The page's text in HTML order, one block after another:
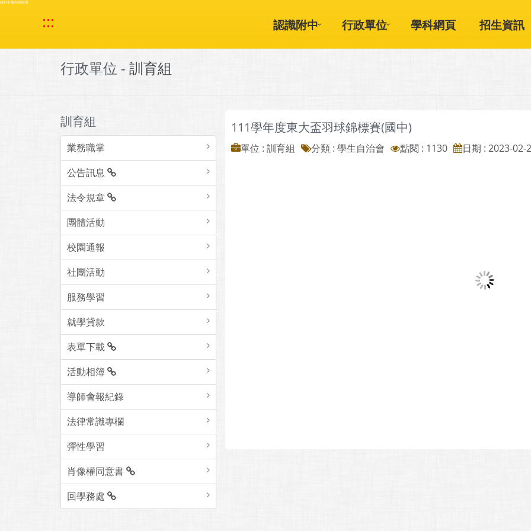
跳到主要內容區塊
::: 認識附中 行政單位 學科網頁 招生資訊
行政單位 - 訓育組
訓育組
業務職掌
公告訊息
法令規章
團體活動
校園通報
社團活動
服務學習
就學貸款
表單下載
活動相簿
導師會報紀錄
法律常識專欄
彈性學習
肖像權同意書
回學務處
111學年度東大盃羽球錦標賽(國中)
單位 : 訓育組 分類 : 學生自治會 點閱 : 1130 日期 : 2023-02-